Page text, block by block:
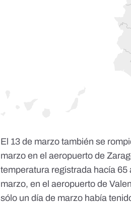
El 13 de marzo también se
marzo en el aeropuerto de
temperatura registrada hacía 65
marzo, en el aeropuerto de
sólo un día de marzo había